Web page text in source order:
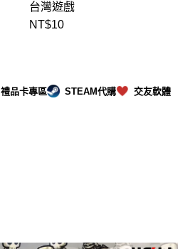
台灣遊戲
NT$10
禮品卡專區 STEAM代購
交友軟體